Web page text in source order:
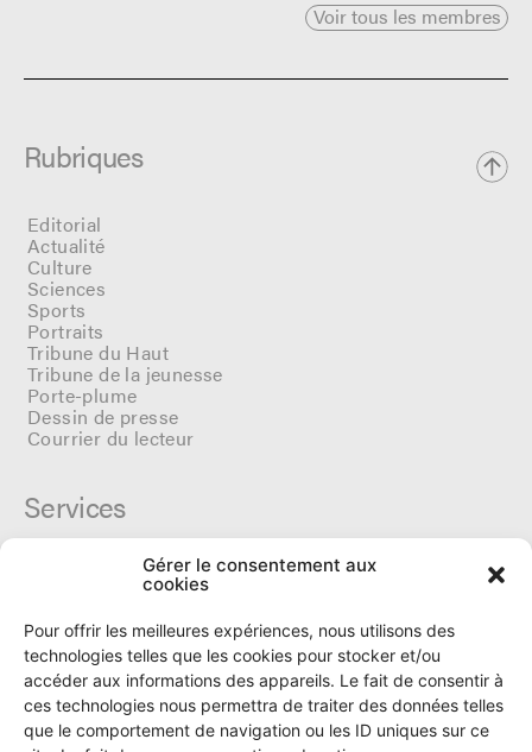
Gérer le consentement aux
cookies
Pour offrir les meilleures expériences, nous utilisons des
technologies telles que les cookies pour stocker et/ou
accéder aux informations des appareils. Le fait de consentir à
ces technologies nous permettra de traiter des données telles
que le comportement de navigation ou les ID uniques sur ce
Voir tous les membres
Rubriques
Editorial
Actualité
Culture
Sciences
Sports
Portraits
Tribune du Haut
Tribune de la jeunesse
Porte-plume
Dessin de presse
Courrier du lecteur
Services
Archives
Tarifs et dates de parutions
Politique de cookies
Politique de confidentialité